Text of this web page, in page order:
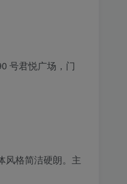
号君悦广场，门
风格简洁硬朗。主